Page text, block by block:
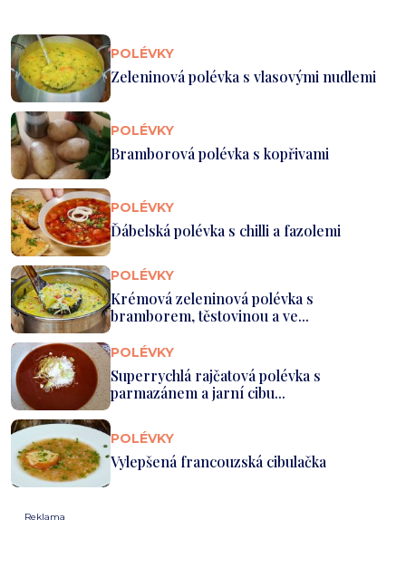
POLÉVKY
Zeleninová polévka s vlasovými nudlemi
POLÉVKY
Bramborová polévka s kopřivami
POLÉVKY
Ďábelská polévka s chilli a fazolemi
POLÉVKY
Krémová zeleninová polévka s
bramborem, těstovinou a ve...
POLÉVKY
Superrychlá rajčatová polévka s
parmazánem a jarní cibu...
POLÉVKY
Vylepšená francouzská cibulačka
Reklama